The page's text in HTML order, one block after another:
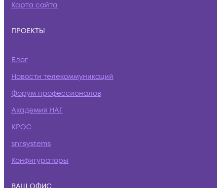
Карта сайта
ПРОЕКТЫ
Блог
Новости телекоммуникаций
Форум профессионалов
Академия НАГ
КРОС
snr.systems
Конфигураторы